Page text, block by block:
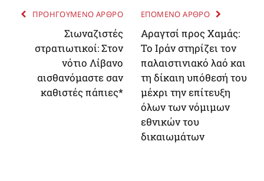
ΠΡΟΗΓΟΥΜΕΝΟ ΑΡΘΡΟ
Σιωναζιστές
στρατιωτικοί: Στον
νότιο Λίβανο
αισθανόμαστε σαν
καθιστές πάπιες*
ΕΠΟΜΕΝΟ ΑΡΘΡΟ
Αραγτσί προς Χαμάς:
Το Ιράν στηρίζει τον
παλαιστινιακό λαό και
τη δίκαιη υπόθεσή του
μέχρι την επίτευξη
όλων των νόμιμων
εθνικών του
δικαιωμάτων